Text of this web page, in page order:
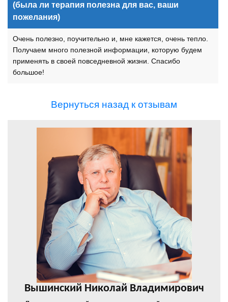
(была ли терапия полезна для вас, ваши
пожелания)
Очень полезно, поучительно и, мне кажется, очень тепло.
Получаем много полезной информации, которую будем
применять в своей повседневной жизни. Спасибо
большое!
Вернуться назад к отзывам
Вышинский Николай Владимирович